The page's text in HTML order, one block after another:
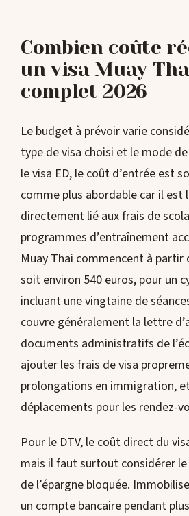
Combien coûte
un visa Muay
complet 2026
Le budget à prévoir varie
type de visa choisi et le mode
le visa ED, le coût d’entrée est
comme plus abordable car il est
directement lié aux frais de
programmes d’entraînement
Muay Thai commencent à partir
soit environ 540 euros, pour un
incluant une vingtaine de
couvre généralement la lettre
documents administratifs de
ajouter les frais de visa
prolongations en immigration,
déplacements pour les rendez-
Pour le DTV, le coût direct du
mais il faut surtout considérer
de l’épargne bloquée.
un compte bancaire pendant